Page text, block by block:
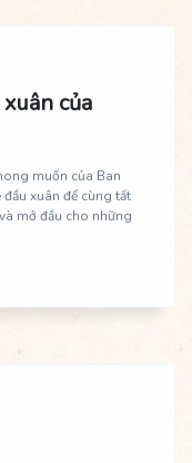
của
muốn của Ban
xuân để cùng tất
mở đầu cho những